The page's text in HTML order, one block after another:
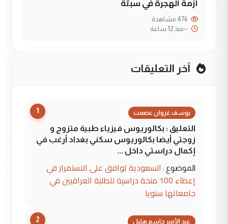
--منذ 12 ساعة
آخر التعليقات
1 يوسف غزوان عصمت
التعليق : بكالوريوس فيزياء طبية متزوج و
زوجتي أيضا بكالوريوس سكني بغداد أرغب في
إكمال دراستي داخل ...
الموضوع : السعودية توافق على الاستمرار في
إعطاء 100 منحة دراسية للطلبة العراقيين في
جامعاتها سنويا
2 عبد الأمير جاسم هليل